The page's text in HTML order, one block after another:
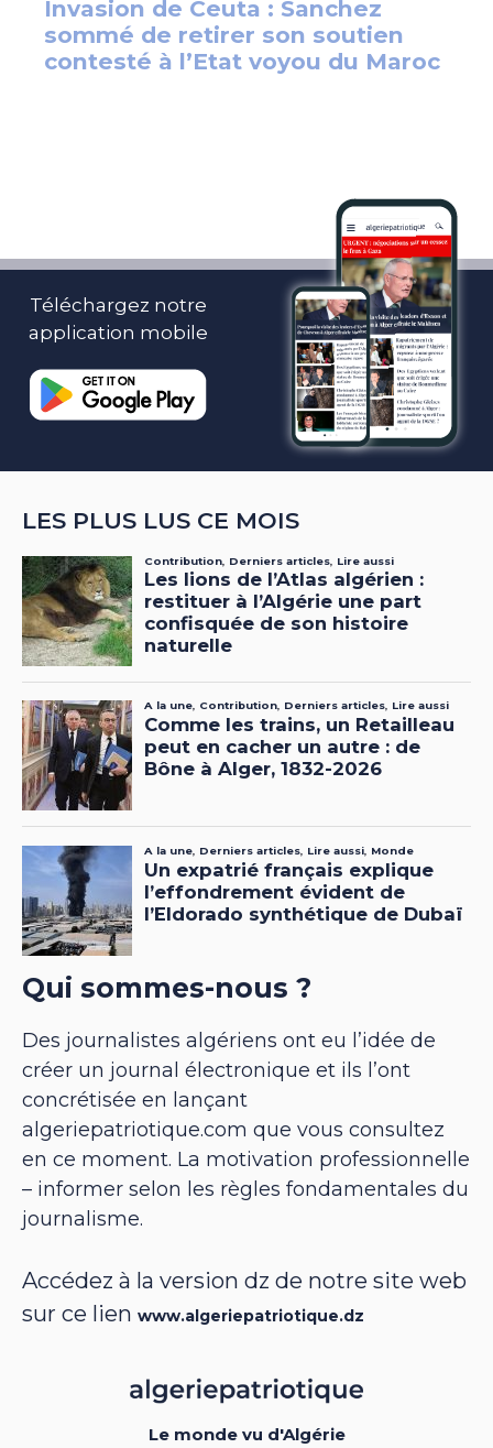
Téléchargez notre
application mobile
LES PLUS LUS CE MOIS
Qui sommes-nous ?
Des journalistes algériens ont eu l’idée de
créer un journal électronique et ils l’ont
concrétisée en lançant
algeriepatriotique.com que vous consultez
en ce moment. La motivation professionnelle
– informer selon les règles fondamentales du
journalisme.
Accédez à la version dz de notre site web
sur ce lien www.algeriepatriotique.dz
Le monde vu d'Algérie